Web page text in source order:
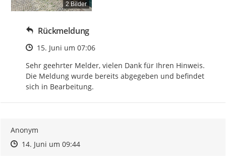
2 Bilder
Rückmeldung
Zeitpunkt des Erstellens
15. Juni um 07:06
Sehr geehrter Melder, vielen Dank für Ihren Hinweis.
Die Meldung wurde bereits abgegeben und befindet
sich in Bearbeitung.
Anonym
Zeitpunkt des Erstellens
Zeitpunkt des Erstellens
14. Juni um 09:44Zur Äußerung